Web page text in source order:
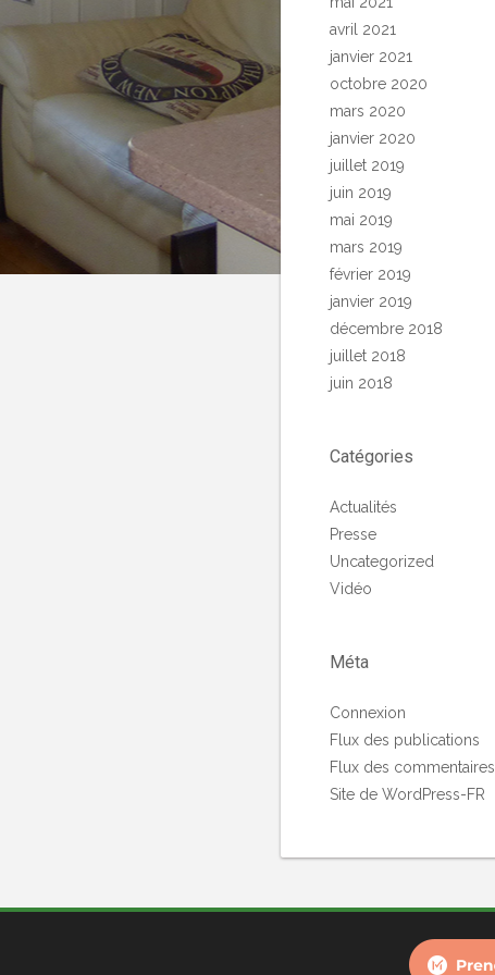
avril 2021
janvier 2021
octobre 2020
mars 2020
janvier 2020
juillet 2019
juin 2019
mai 2019
mars 2019
février 2019
janvier 2019
décembre 2018
juillet 2018
juin 2018
Catégories
Actualités
Presse
Uncategorized
Vidéo
Méta
Connexion
Flux des publications
Flux des commentaires
Site de WordPress-FR